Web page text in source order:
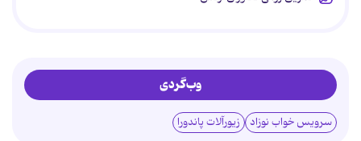
وب‌گردی
سرویس خواب نوزاد زیورآلات پاندورا